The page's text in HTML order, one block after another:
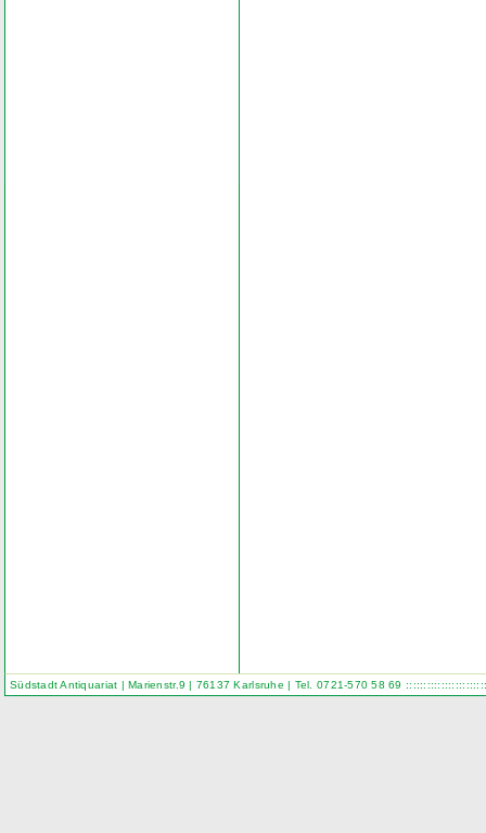
Südstadt Antiquariat | Marienstr.9 | 76137 Karlsruhe | Tel. 0721-570 58 69